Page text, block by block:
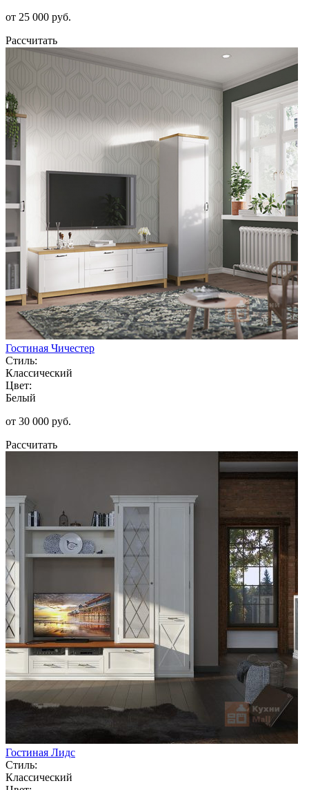
от 25 000 руб.
Рассчитать
Гостиная Чичестер
Стиль:
Классический
Цвет:
Белый
от 30 000 руб.
Рассчитать
Гостиная Лидс
Стиль:
Классический